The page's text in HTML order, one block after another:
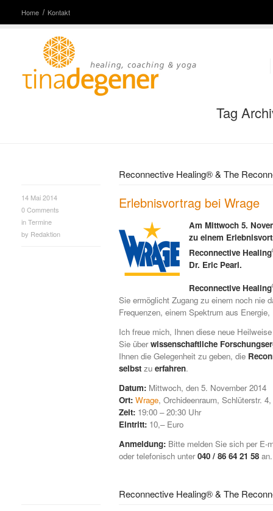
Home Kontakt
Tag
Reconnective Healing® & The
14 Mai 2014
0Comments
inTermine
by Redaktion
Erlebnisvortrag bei Wrage
Am Mittwoch 5.
zu einem
Reconnective Healing
Dr. Eric Pearl.
Reconnective Healing
Sie ermöglicht Zugang zu einem noch nie
Frequenzen, einem Spektrum aus
Ich freue mich, Ihnen diese neue
Sie überwissenschaftliche
Ihnen die Gelegenheit zu geben, die
selbst zu erfahren.
Datum: Mittwoch, den 5. November 2014
Ort: Wrage, Orchideenraum, Schlüterstr.
Zeit: 19:00 – 20:30 Uhr
Eintritt: 10,– Euro
Anmeldung: Bitte melden Sie sich per E-
oder telefonisch unter040 / 86 64 21 58 an.
Reconnective Healing® & The